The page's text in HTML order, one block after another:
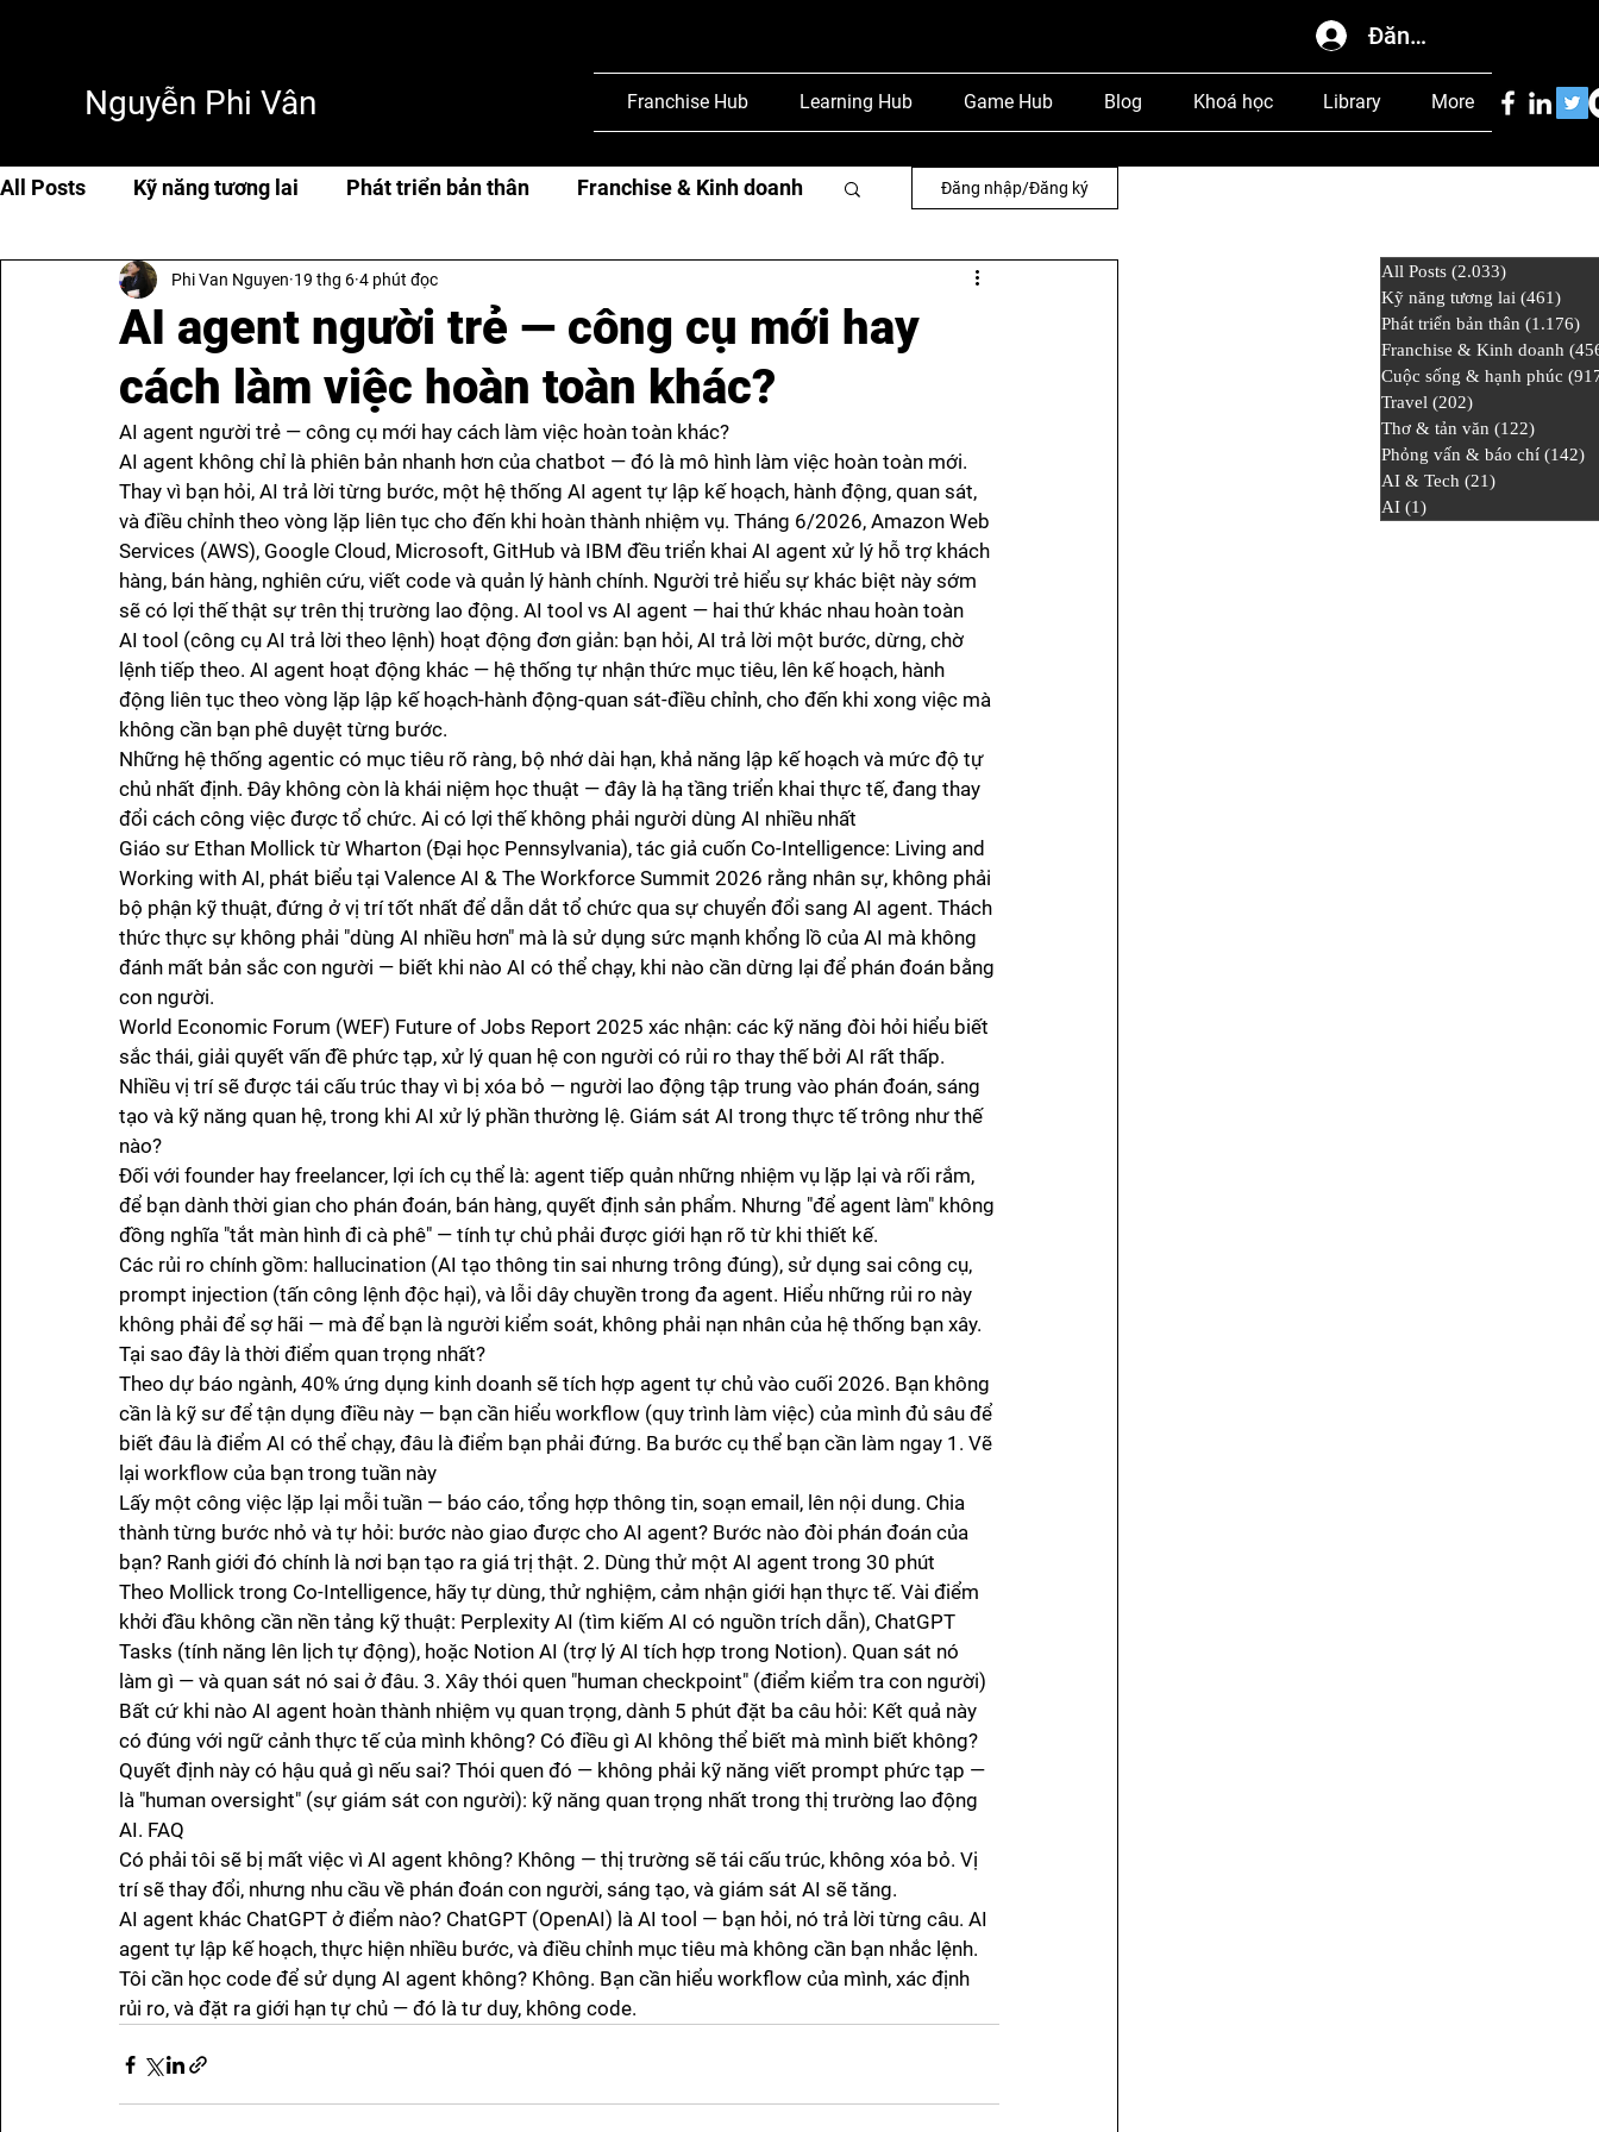
Đăng nhập
Nguyễn Phi Vân Franchise Hub Learning Hub Game Hub Blog Khoá học Library More
All Posts Kỹ năng tương lai Phát triển bản thân Franchise & Kinh doanh
Cuộc sống & hạnh phúc Travel Thơ & tản văn
AI & Tech AI
Đăng nhập/Đăng ký
AI agent người trẻ — công cụ mới hay
cách làm việc hoàn toàn khác?
Phi Van Nguyen 19 thg 6 4 phút đọc
AI agent người trẻ — công cụ mới hay cách làm việc hoàn toàn khác?
AI agent không chỉ là phiên bản nhanh hơn của chatbot — đó là mô hình làm việc hoàn toàn mới.
Thay vì bạn hỏi, AI trả lời từng bước, một hệ thống AI agent tự lập kế hoạch, hành động, quan sát,
và điều chỉnh theo vòng lặp liên tục cho đến khi hoàn thành nhiệm vụ. Tháng 6/2026, Amazon Web
Services (AWS), Google Cloud, Microsoft, GitHub và IBM đều triển khai AI agent xử lý hỗ trợ khách
hàng, bán hàng, nghiên cứu, viết code và quản lý hành chính. Người trẻ hiểu sự khác biệt này sớm
sẽ có lợi thế thật sự trên thị trường lao động. AI tool vs AI agent — hai thứ khác nhau hoàn toàn
AI tool (công cụ AI trả lời theo lệnh) hoạt động đơn giản: bạn hỏi, AI trả lời một bước, dừng, chờ
lệnh tiếp theo. AI agent hoạt động khác — hệ thống tự nhận thức mục tiêu, lên kế hoạch, hành
động liên tục theo vòng lặp lập kế hoạch-hành động-quan sát-điều chỉnh, cho đến khi xong việc mà
không cần bạn phê duyệt từng bước.
Những hệ thống agentic có mục tiêu rõ ràng, bộ nhớ dài hạn, khả năng lập kế hoạch và mức độ tự
chủ nhất định. Đây không còn là khái niệm học thuật — đây là hạ tầng triển khai thực tế, đang thay
đổi cách công việc được tổ chức. Ai có lợi thế không phải người dùng AI nhiều nhất
Giáo sư Ethan Mollick từ Wharton (Đại học Pennsylvania), tác giả cuốn Co-Intelligence: Living and
Working with AI, phát biểu tại Valence AI & The Workforce Summit 2026 rằng nhân sự, không phải
bộ phận kỹ thuật, đứng ở vị trí tốt nhất để dẫn dắt tổ chức qua sự chuyển đổi sang AI agent. Thách
thức thực sự không phải "dùng AI nhiều hơn" mà là sử dụng sức mạnh khổng lồ của AI mà không
đánh mất bản sắc con người — biết khi nào AI có thể chạy, khi nào cần dừng lại để phán đoán bằng
con người.
World Economic Forum (WEF) Future of Jobs Report 2025 xác nhận: các kỹ năng đòi hỏi hiểu biết
sắc thái, giải quyết vấn đề phức tạp, xử lý quan hệ con người có rủi ro thay thế bởi AI rất thấp.
Nhiều vị trí sẽ được tái cấu trúc thay vì bị xóa bỏ — người lao động tập trung vào phán đoán, sáng
tạo và kỹ năng quan hệ, trong khi AI xử lý phần thường lệ. Giám sát AI trong thực tế trông như thế
nào?
Đối với founder hay freelancer, lợi ích cụ thể là: agent tiếp quản những nhiệm vụ lặp lại và rối rắm,
để bạn dành thời gian cho phán đoán, bán hàng, quyết định sản phẩm. Nhưng "để agent làm" không
đồng nghĩa "tắt màn hình đi cà phê" — tính tự chủ phải được giới hạn rõ từ khi thiết kế.
Các rủi ro chính gồm: hallucination (AI tạo thông tin sai nhưng trông đúng), sử dụng sai công cụ,
prompt injection (tấn công lệnh độc hại), và lỗi dây chuyền trong đa agent. Hiểu những rủi ro này
không phải để sợ hãi — mà để bạn là người kiểm soát, không phải nạn nhân của hệ thống bạn xây.
Tại sao đây là thời điểm quan trọng nhất?
Theo dự báo ngành, 40% ứng dụng kinh doanh sẽ tích hợp agent tự chủ vào cuối 2026. Bạn không
cần là kỹ sư để tận dụng điều này — bạn cần hiểu workflow (quy trình làm việc) của mình đủ sâu để
biết đâu là điểm AI có thể chạy, đâu là điểm bạn phải đứng. Ba bước cụ thể bạn cần làm ngay 1. Vẽ
lại workflow của bạn trong tuần này
Lấy một công việc lặp lại mỗi tuần — báo cáo, tổng hợp thông tin, soạn email, lên nội dung. Chia
thành từng bước nhỏ và tự hỏi: bước nào giao được cho AI agent? Bước nào đòi phán đoán của
bạn? Ranh giới đó chính là nơi bạn tạo ra giá trị thật. 2. Dùng thử một AI agent trong 30 phút
Theo Mollick trong Co-Intelligence, hãy tự dùng, thử nghiệm, cảm nhận giới hạn thực tế. Vài điểm
khởi đầu không cần nền tảng kỹ thuật: Perplexity AI (tìm kiếm AI có nguồn trích dẫn), ChatGPT
Tasks (tính năng lên lịch tự động), hoặc Notion AI (trợ lý AI tích hợp trong Notion). Quan sát nó
làm gì — và quan sát nó sai ở đâu. 3. Xây thói quen "human checkpoint" (điểm kiểm tra con người)
Bất cứ khi nào AI agent hoàn thành nhiệm vụ quan trọng, dành 5 phút đặt ba câu hỏi: Kết quả này
có đúng với ngữ cảnh thực tế của mình không? Có điều gì AI không thể biết mà mình biết không?
Quyết định này có hậu quả gì nếu sai? Thói quen đó — không phải kỹ năng viết prompt phức tạp —
là "human oversight" (sự giám sát con người): kỹ năng quan trọng nhất trong thị trường lao động
AI. FAQ
Có phải tôi sẽ bị mất việc vì AI agent không? Không — thị trường sẽ tái cấu trúc, không xóa bỏ. Vị
trí sẽ thay đổi, nhưng nhu cầu về phán đoán con người, sáng tạo, và giám sát AI sẽ tăng.
AI agent khác ChatGPT ở điểm nào? ChatGPT (OpenAI) là AI tool — bạn hỏi, nó trả lời từng câu. AI
agent tự lập kế hoạch, thực hiện nhiều bước, và điều chỉnh mục tiêu mà không cần bạn nhắc lệnh.
Tôi cần học code để sử dụng AI agent không? Không. Bạn cần hiểu workflow của mình, xác định
rủi ro, và đặt ra giới hạn tự chủ — đó là tư duy, không code.
All Posts (2.033)
Kỹ năng tương lai (461)
Phát triển bản thân (1.176)
Franchise & Kinh doanh
Cuộc sống & hạnh phúc
Travel (202)
Thơ & tản văn (122)
Phỏng vấn & báo chí (142)
AI & Tech (21)
AI (1)